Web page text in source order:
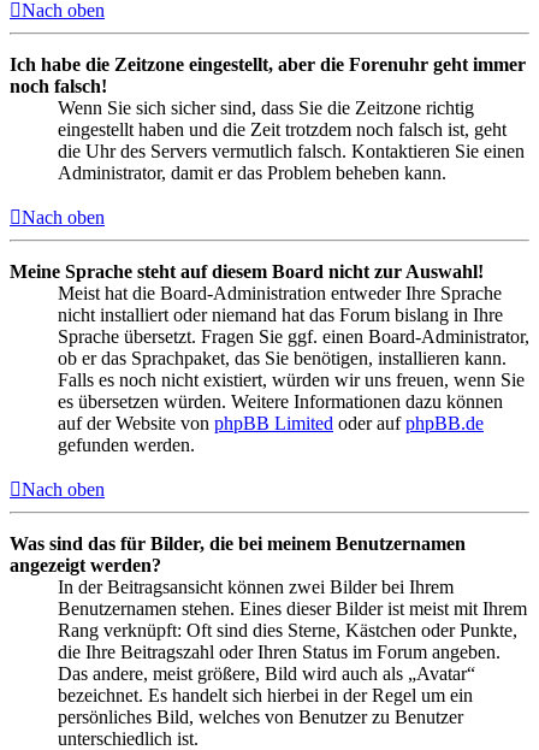
Nach oben
Ich habe die Zeitzone eingestellt, aber die Forenuhr geht immer
noch falsch!
Wenn Sie sich sicher sind, dass Sie die Zeitzone richtig
eingestellt haben und die Zeit trotzdem noch falsch ist, geht
die Uhr des Servers vermutlich falsch. Kontaktieren Sie einen
Administrator, damit er das Problem beheben kann.
Nach oben
Meine Sprache steht auf diesem Board nicht zur Auswahl!
Meist hat die Board-Administration entweder Ihre Sprache
nicht installiert oder niemand hat das Forum bislang in Ihre
Sprache übersetzt. Fragen Sie ggf. einen Board-Administrator,
ob er das Sprachpaket, das Sie benötigen, installieren kann.
Falls es noch nicht existiert, würden wir uns freuen, wenn Sie
es übersetzen würden. Weitere Informationen dazu können
auf der Website von phpBB Limited oder aufphpBB.de
gefunden werden.
Nach oben
Was sind das für Bilder, die bei meinem Benutzernamen
angezeigt werden?
In der Beitragsansicht können zwei Bilder bei Ihrem
Benutzernamen stehen. Eines dieser Bilder ist meist mit Ihrem
Rang verknüpft: Oft sind dies Sterne, Kästchen oder Punkte,
die Ihre Beitragszahl oder Ihren Status im Forum angeben.
Das andere, meist größere, Bild wird auch als „Avatar“
bezeichnet. Es handelt sich hierbei in der Regel um ein
persönliches Bild, welches von Benutzer zu Benutzer
unterschiedlich ist.